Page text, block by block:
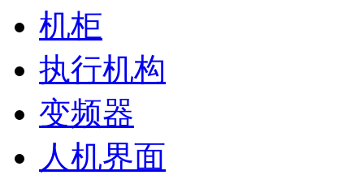
机柜
执行机构
变频器
人机界面